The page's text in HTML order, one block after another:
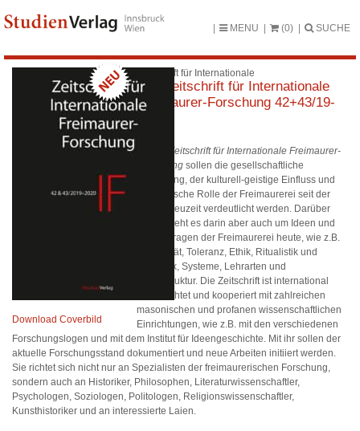
MENU (0) SUCHE
Download Coverbild
Zeitschrift für Internationale
IF – Zeitschrift für Internationale
Freimaurer-Forschung 42+43/19-
20
Zeitschrift für Internationale Freimaurer-
Forschung sollen die gesellschaftliche
Bedeutung, der kulturell-geistige Einfluss und
die politische Rolle der Freimaurerei seit der
frühen Neuzeit verdeutlicht werden. Darüber
hinaus geht es darin aber auch um Ideen und
Strukturfragen der Freimaurerei heute, wie z.B.
Humanität, Toleranz, Ethik, Ritualistik und
Symbolik, Systeme, Lehrarten und
Sozialstruktur. Die Zeitschrift ist international
ausgerichtet und kooperiert mit zahlreichen
masonischen und profanen wissenschaftlichen
Einrichtungen, wie z.B. mit den verschiedenen
Forschungslogen und mit dem Institut für Ideengeschichte. Mit ihr sollen der
aktuelle Forschungsstand dokumentiert und neue Arbeiten initiiert werden.
Sie richtet sich nicht nur an Spezialisten der freimaurerischen Forschung,
sondern auch an Historiker, Philosophen, Literaturwissenschaftler,
Psychologen, Soziologen, Politologen, Religionswissenschaftler,
Kunsthistoriker und an interessierte Laien.